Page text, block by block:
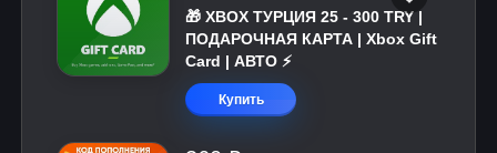
🎁 XBOX ТУРЦИЯ 25 - 300 TRY |
ПОДАРОЧНАЯ КАРТА | Xbox Gift
Card | АВТО ⚡
Купить